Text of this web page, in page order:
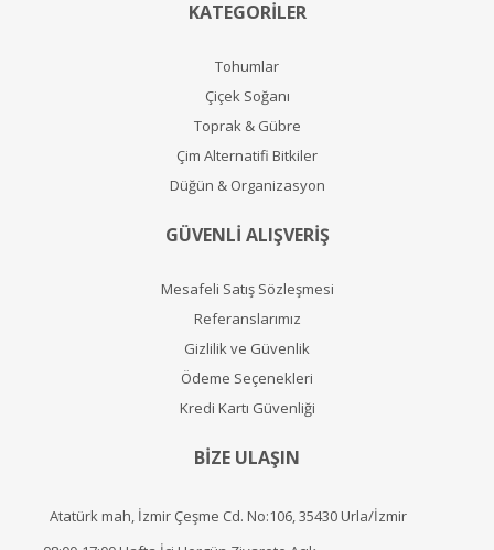
KATEGORİLER
Tohumlar
Çiçek Soğanı
Toprak & Gübre
Çim Alternatifi Bitkiler
Düğün & Organizasyon
GÜVENLİ ALIŞVERİŞ
Mesafeli Satış Sözleşmesi
Referanslarımız
Gizlilik ve Güvenlik
Ödeme Seçenekleri
Kredi Kartı Güvenliği
BİZE ULAŞIN
Atatürk mah, İzmir Çeşme Cd. No:106, 35430 Urla/İzmir